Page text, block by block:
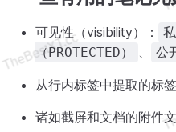
可见性（visibility）：
（PROTECTED）
、 公
从行内标签中提取的标签
诸如截屏和文档的附件